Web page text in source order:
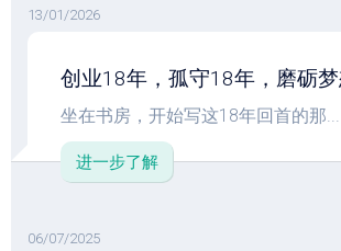
13/01/2026
创业18年，孤守18年，磨砺
坐在书房，开始写这18年回首的那...
进一步了解
06/07/2025